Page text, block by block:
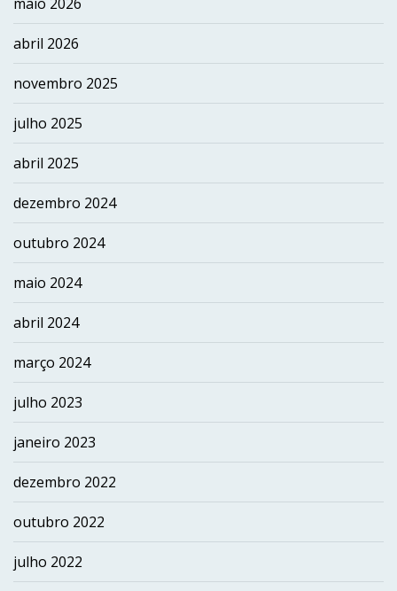
abril 2026
novembro 2025
julho 2025
abril 2025
dezembro 2024
outubro 2024
maio 2024
abril 2024
março 2024
julho 2023
janeiro 2023
dezembro 2022
outubro 2022
julho 2022